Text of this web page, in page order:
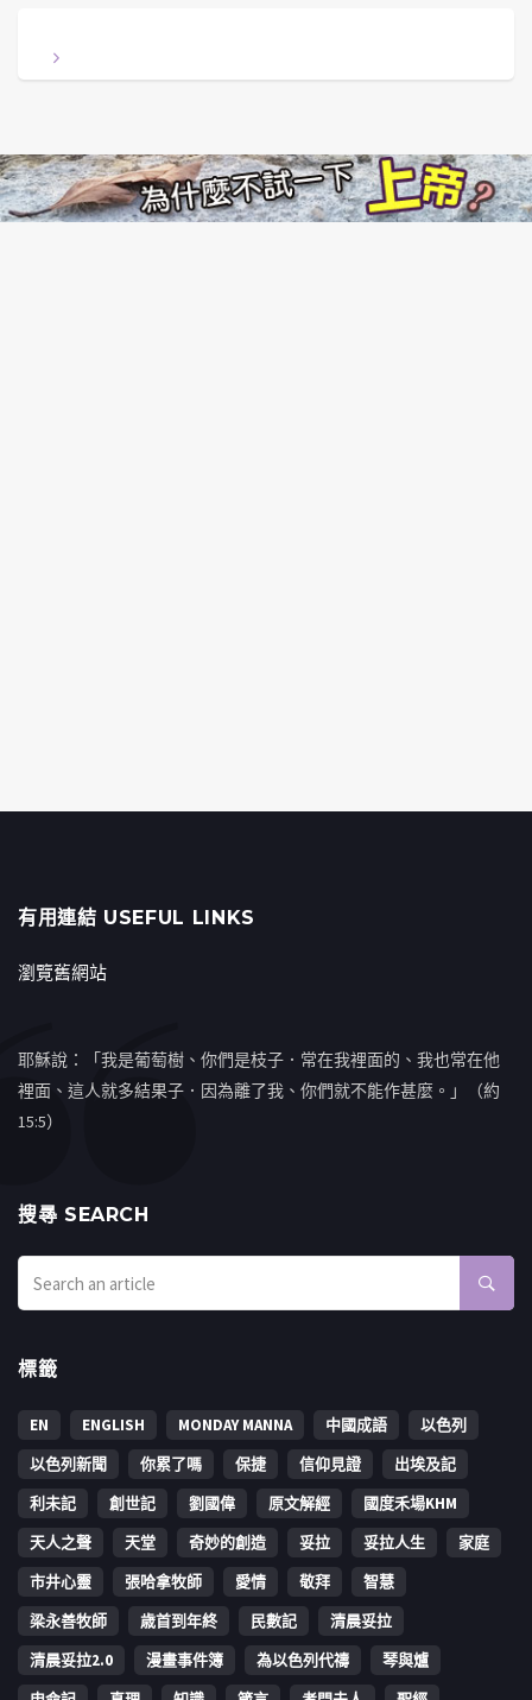
有用連結 USEFUL LINKS
瀏覽舊網站
耶穌說：「我是葡萄樹、你們是枝子．常在我裡面的、我也常在他
裡面、這人就多結果子．因為離了我、你們就不能作甚麼。」（約
15:5）
搜㝷 SEARCH
標籤
EN ENGLISH MONDAY MANNA 中國成語
以色列
以色列新聞
你累了嗎 保捷 信仰見證
出埃及記
利未記
創世記 劉國偉 原文解經
國度禾場KHM
天人之聲
天堂 奇妙的創造 妥拉 妥拉人生
家庭
市井心靈
張哈拿牧師 愛情 敬拜
智慧
梁永善牧師
歳首到年終 民數記
清晨妥拉
清晨妥拉2.0
漫畫事件簿 為以色列代禱
琴與爐